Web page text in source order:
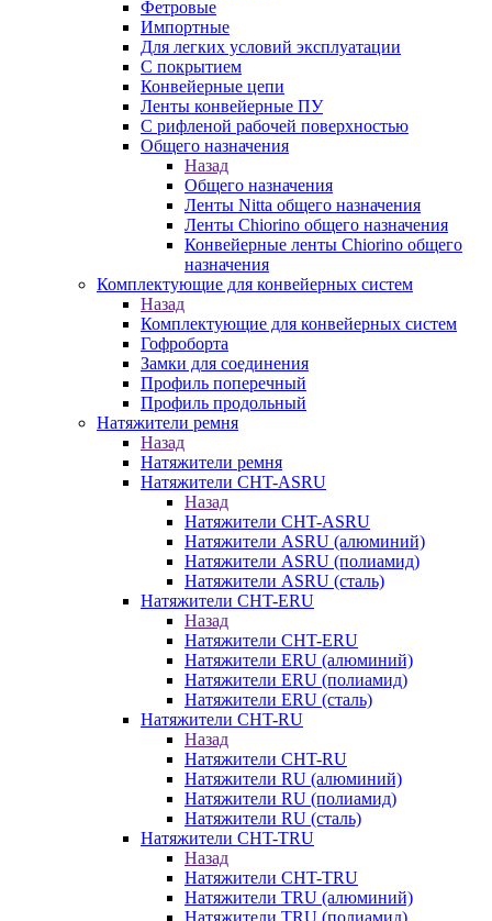
Фетровые
Импортные
Для легких условий эксплуатации
С покрытием
Конвейерные цепи
Ленты конвейерные ПУ
С рифленой рабочей поверхностью
Общего назначения
Назад
Общего назначения
Ленты Nitta общего назначения
Ленты Chiorino общего назначения
Конвейерные ленты Chiorino общего
назначения
Комплектующие для конвейерных систем
Назад
Комплектующие для конвейерных систем
Гофроборта
Замки для соединения
Профиль поперечный
Профиль продольный
Натяжители ремня
Назад
Натяжители ремня
Натяжители CHT-ASRU
Назад
Натяжители CHT-ASRU
Натяжители ASRU (алюминий)
Натяжители ASRU (полиамид)
Натяжители ASRU (сталь)
Натяжители CHT-ERU
Назад
Натяжители CHT-ERU
Натяжители ERU (алюминий)
Натяжители ERU (полиамид)
Натяжители ERU (сталь)
Натяжители CHT-RU
Назад
Натяжители CHT-RU
Натяжители RU (алюминий)
Натяжители RU (полиамид)
Натяжители RU (сталь)
Натяжители CHT-TRU
Назад
Натяжители CHT-TRU
Натяжители TRU (алюминий)
Натяжители TRU (полиамид)